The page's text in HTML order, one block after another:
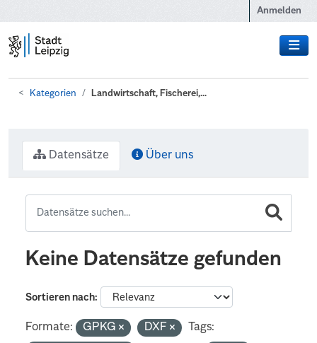
Anmelden
Kategorien Landwirtschaft, Fischerei,...
Datensätze Über uns
Keine Datensätze gefunden
Sortieren nach
Formate: GPKG DXF
Tags: